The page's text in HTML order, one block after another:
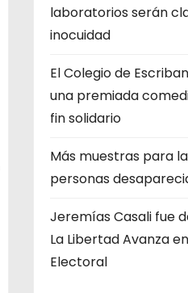
laboratorios serán
inocuidad
El Colegio de
una premiada
fin solidario
Más muestras para
personas
Jeremías Casali fue
La Libertad Avanza
Electoral